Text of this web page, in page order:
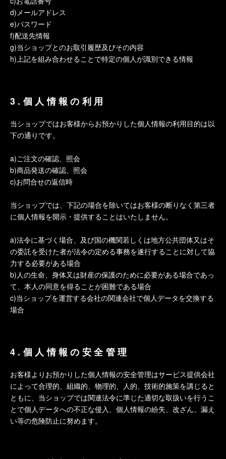
d)メールアドレス
e)パスワード
f)配送先情報
g)当ショップとのお取引履歴及びその内容
h)上記を組み合わせることで特定の個人が識別できる情報
3.個人情報の利用
当ショップではお客様からお預かりした個人情報の利用目的は以
下の通りです。
a)ご注文の確認、照会
b)商品発送の確認、照会
c)お問合せの返信時
当ショップでは、下記の場合を除いてはお客様の断りなく第三者
に個人情報を開示・提供することはいたしません。
a)法令に基づく場合、及び国の機関若しくは地方公共団体又はそ
の委託を受けた者が法令の定める事務を遂行することに対して協
力する必要がある場合
b)人の生命、身体又は財産の保護のために必要がある場合であっ
て、本人の同意を得ることが困難である場合
c)当ショップを運営する会社の関連会社で個人データを交換する
場合
4.個人情報の安全管理
お客様よりお預かりした個人情報の安全管理はサービス提供会社
によって合理的、組織的、物理的、人的、技術的施策を講じると
ともに、当ショップでは関連法令に準じた適切な取扱いを行うこ
とで個人データへの不正な侵入、個人情報の紛失、改ざん、漏え
い等の危険防止に努めます。